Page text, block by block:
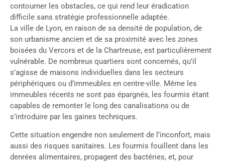
contourner les obstacles, ce qui rend leur éradication
difficile sans stratégie professionnelle adaptée.
La ville de Lyon, en raison de sa densité de population, de
son urbanisme ancien et de sa proximité avec les zones
boisées du Vercors et de la Chartreuse, est particulièrement
vulnérable. De nombreux quartiers sont concernés, qu’il
s’agisse de maisons individuelles dans les secteurs
périphériques ou d’immeubles en centre-ville. Même les
immeubles récents ne sont pas épargnés, les fourmis étant
capables de remonter le long des canalisations ou de
s’introduire par les gaines techniques.
Cette situation engendre non seulement de l’inconfort, mais
aussi des risques sanitaires. Les fourmis fouillent dans les
denrées alimentaires, propagent des bactéries, et, pour